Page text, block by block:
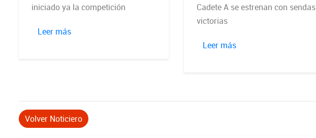
iniciado ya la competición
Leer más
Cadete A se estrenan con sendas
victorias
Leer más
Volver Noticiero